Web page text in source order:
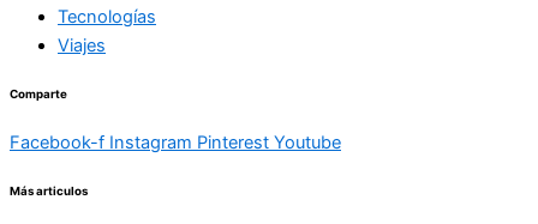
Tecnologías
Viajes
Comparte
Facebook-f Instagram Pinterest Youtube
Más articulos